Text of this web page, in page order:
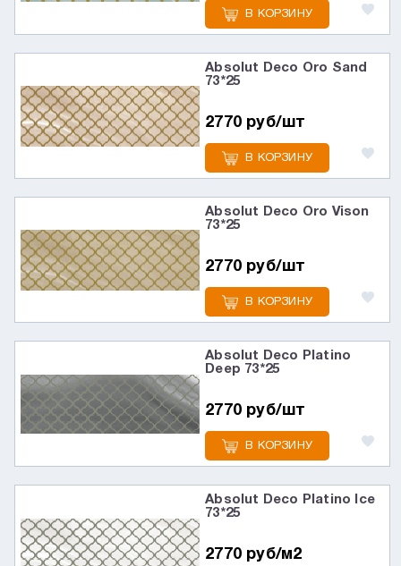
В КОРЗИНУ
Absolut Deco Oro Sand
73*25
2770 руб/шт
В КОРЗИНУ
Absolut Deco Oro Vison
73*25
2770 руб/шт
В КОРЗИНУ
Absolut Deco Platino
Deep 73*25
2770 руб/шт
В КОРЗИНУ
Absolut Deco Platino Ice
73*25
2770 руб/м2